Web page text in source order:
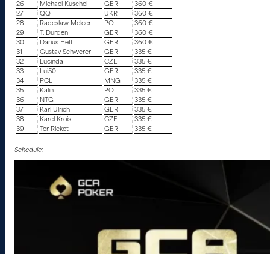
26 Michael Kuschel GER
360 €
27
QQ UKR
360 €
28
Radoslaw Melcer POL
360 €
29
T. Durden GER
360 €
30
Darius Heft GER
360 €
31
Gustav Schwerer GER
335 €
32
Lucinda CZE
335 €
33
Lui50 GER
335 €
34
PCL MNG
335 €
35
Kalin POL
335 €
36
NTG GER
335 €
37
Karl Ulrich GER
335 €
38
Karel Krois CZE
335 €
39
Ter Ricket GER 335 €
Schedule: